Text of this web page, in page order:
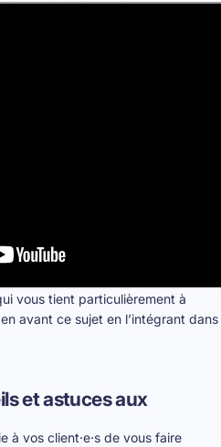
vous tient particulièrement à
avant ce sujet en l’intégrant dans
et astuces aux
à vos client·e·s de vous faire